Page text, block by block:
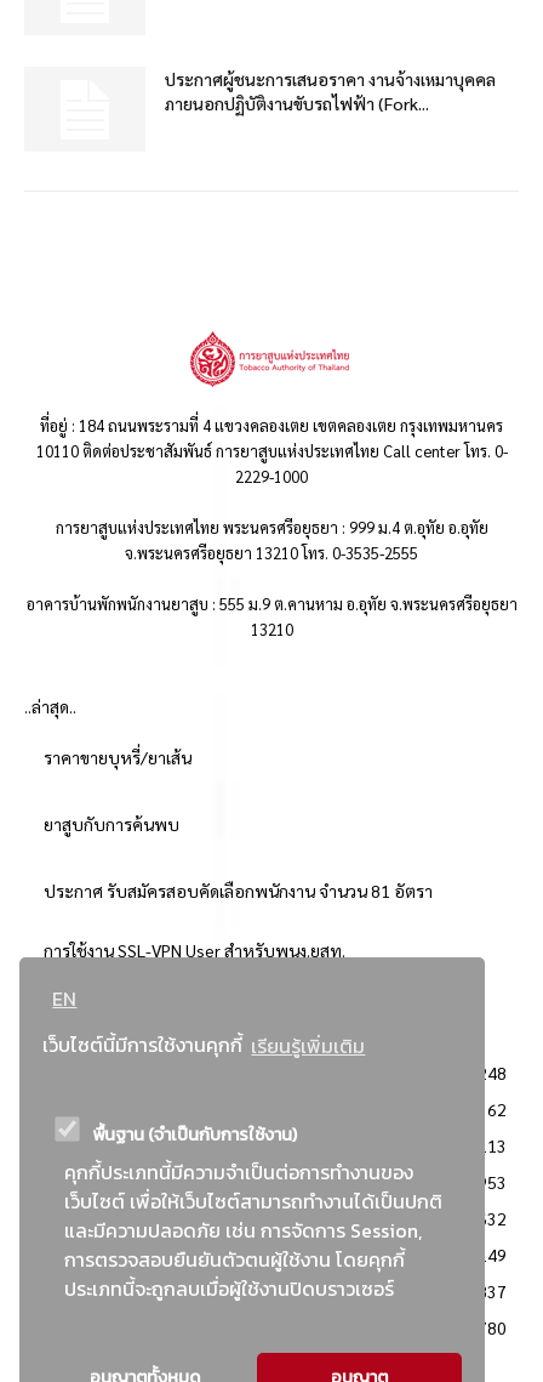
EN
เว็บไซต์นี้มีการใช้งานคุกกี้ เรียนรู้เพิ่มเติม
พื้นฐาน (จำเป็นกับการใช้งาน)
คุกกี้ประเภทนี้มีความจำเป็นต่อการทำงานของ
เว็บไซต์ เพื่อให้เว็บไซต์สามารถทำงานได้เป็นปกติ
และมีความปลอดภัย เช่น การจัดการ Session,
การตรวจสอบยืนยันตัวตนผู้ใช้งาน โดยคุกกี้
ประเภทนี้จะถูกลบเมื่อผู้ใช้งานปิดบราวเซอร์
ประกาศผู้ชนะการเสนอราคา งานจ้างเหมาบุคคล
ภายนอกปฏิบัติงานขับรถไฟฟ้า (Fork...
ที่อยู่ : 184 ถนนพระรามที่ 4 แขวงคลองเตย เขตคลองเตย กรุงเทพมหานคร
10110 ติดต่อประชาสัมพันธ์ การยาสูบแห่งประเทศไทย Call center โทร. 0-
2229-1000
การยาสูบแห่งประเทศไทย พระนครศรีอยุธยา : 999 ม.4 ต.อุทัย อ.อุทัย
จ.พระนครศรีอยุธยา 13210 โทร. 0-3535-2555
อาคารบ้านพักพนักงานยาสูบ : 555 ม.9 ต.คานหาม อ.อุทัย จ.พระนครศรีอยุธยา
13210
..ล่าสุด..
ราคาขายบุหรี่/ยาเส้น
ยาสูบกับการค้นพบ
ประกาศ รับสมัครสอบคัดเลือกพนักงาน จำนวน 81 อัตรา
การใช้งาน SSL-VPN User สำหรับพนง.ยสท.
..ยอดนิยม..
3248
2362
: วิธีเฉพาะเจาะจง
2113
ข่าวสาร/ประกาศ
1953
: เอกสารส่งเสริมความโปร่งใสในการจัดซื้อจัดจ้าง
1632
ข่าวสารจัดซื้อจัดจ้าง
1149
: แผนการจัดซื้อจัดจ้าง
837
780